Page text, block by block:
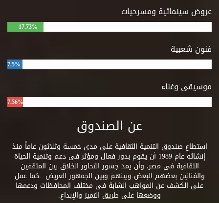
عروض سينمائية ومسرحيات
17.73%
فنون شعبية
7.5%
موسيقى وغناء
7.56%
عن الصندوق
استطاع صندوق التنمية الثقافية على مدى خمسة وثلاثون عاماً منذ
إنشائه عام 1989 أن يقوم بدور فعال ومؤثر فى دعم وتنمية الحياة
الثقافية فى مصر، وأن يمد جسور التحاور الخلاق بين المثقفين
والفنانين بعضهم البعض وبينهم وبين الجمهور العريض ..كما عمل
على الكشف عن المواهب الشابة فى مختلف المحافظات ودعمها
ووضعها على طريق التميز والإبداع.